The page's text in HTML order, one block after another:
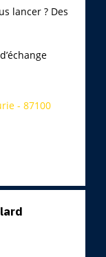
lancer ? Des
- 87100